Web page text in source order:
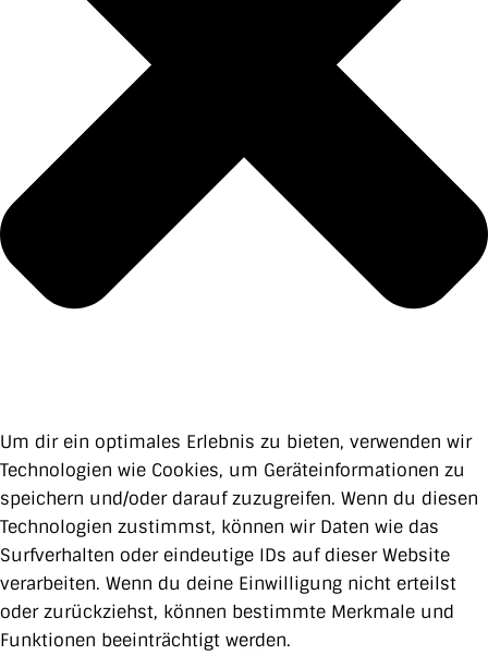
Um dir ein optimales Erlebnis zu bieten, verwenden wir
Technologien wie Cookies, um Geräteinformationen zu
speichern und/oder darauf zuzugreifen. Wenn du diesen
Technologien zustimmst, können wir Daten wie das
Surfverhalten oder eindeutige IDs auf dieser Website
verarbeiten. Wenn du deine Einwilligung nicht erteilst
oder zurückziehst, können bestimmte Merkmale und
Funktionen beeinträchtigt werden.